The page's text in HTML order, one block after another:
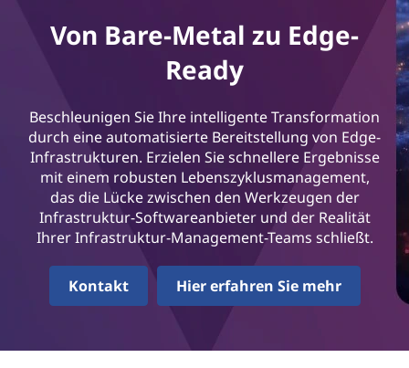
Von Bare-Metal zu Edge-
Ready
Beschleunigen Sie Ihre intelligente Transformation
durch eine automatisierte Bereitstellung von Edge-
Infrastrukturen. Erzielen Sie schnellere Ergebnisse
mit einem robusten Lebenszyklusmanagement,
das die Lücke zwischen den Werkzeugen der
Infrastruktur-Softwareanbieter und der Realität
Ihrer Infrastruktur-Management-Teams schließt.
Kontakt Hier erfahren Sie mehr